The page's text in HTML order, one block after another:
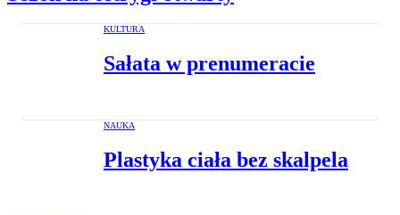
KULTURA
Sałata w prenumeracie
NAUKA
Plastyka ciała bez skalpela